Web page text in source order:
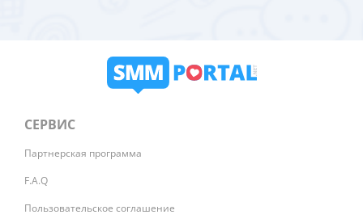
СЕРВИС
Партнерская программа
F.A.Q
Пользовательское соглашение